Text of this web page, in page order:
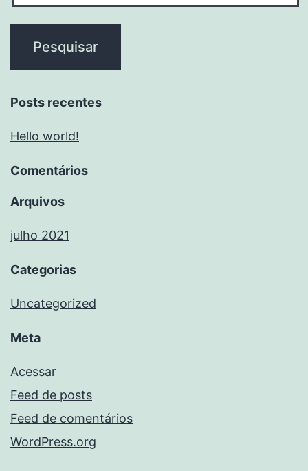
Posts recentes
Hello world!
Comentários
Arquivos
julho 2021
Categorias
Uncategorized
Meta
Acessar
Feed de posts
Feed de comentários
WordPress.org